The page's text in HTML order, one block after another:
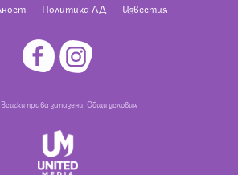
Политика ЛД Известия
права запазени. Общи условия